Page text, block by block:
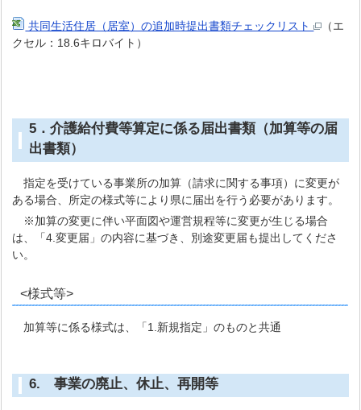
共同生活住居（居室）の追加時提出書類チェックリスト
（エ
クセル：18.6キロバイト）
5．介護給付費等算定に係る届出書類（加算等の届
出書類）
指定を受けている事業所の加算（請求に関する事項）に変更が
ある場合、所定の様式等により県に届出を行う必要があります。
※加算の変更に伴い平面図や運営規程等に変更が生じる場合
は、「4.変更届」の内容に基づき、別途変更届も提出してくださ
い。
<様式等>
加算等に係る様式は、「1.新規指定」のものと共通
6. 事業の廃止、休止、再開等